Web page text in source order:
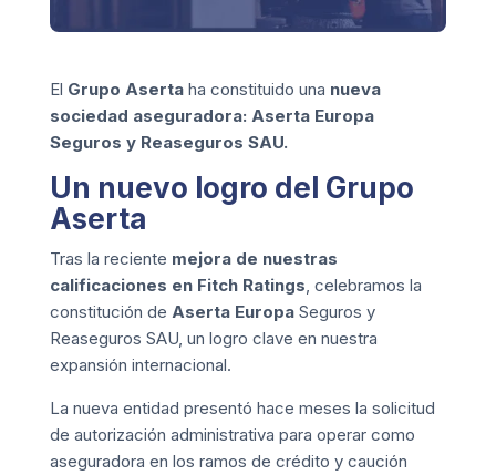
El Grupo Aserta ha constituido una nueva
sociedad aseguradora: Aserta Europa
Seguros y Reaseguros SAU.
Un nuevo logro del Grupo
Aserta
Tras la reciente mejora de nuestras
calificaciones en Fitch Ratings, celebramos la
constitución de Aserta EuropaSeguros y
Reaseguros SAU, un logro clave en nuestra
expansión internacional.
La nueva entidad presentó hace meses la solicitud
de autorización administrativa para operar como
aseguradora en los ramos de crédito y caución